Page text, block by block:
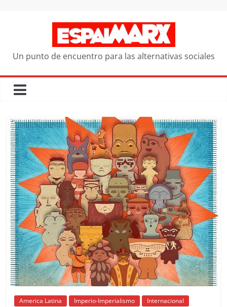
Un punto de encuentro para las alternativas sociales
America Latina Imperio-Imperialismo Internacional